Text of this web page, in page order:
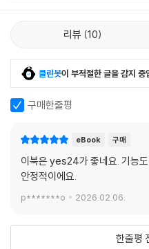
리뷰 10
클린봇이 부적절한 글을 감지 중
구매한줄평
eBook 구매
이북은 yes24가 좋네요. 기능
안정적이에요.
p*******o 2026.02.06.
한줄평